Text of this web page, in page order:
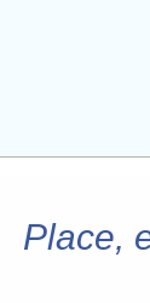
Place,